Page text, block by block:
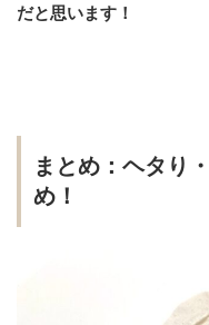
だと思います！
まとめ：ヘタり
め！